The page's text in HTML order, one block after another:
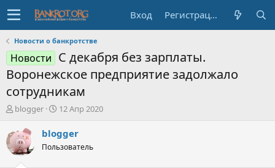
Вход Регистрация
Новости о банкротстве
Новости С декабря без зарплаты.
Воронежское предприятие задолжало
сотрудникам
А
т
о
р
blogger
Д
т
а
н
12 Апр 2020
blogger
Пользователь